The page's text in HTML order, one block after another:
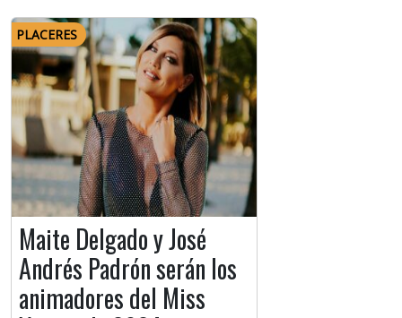
PLACERES
Maite Delgado y José
Andrés Padrón serán los
animadores del Miss